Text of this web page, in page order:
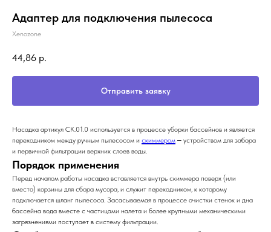
Адаптер для подключения пылесоса
Xenozone
44,86 р.
Отправить заявку
Насадка артикул СК.01.0 используется в процессе уборки бассейнов и является
переходником между ручным пылесосом и скиммером ‒ устройством для забора
и первичной фильтрации верхних слоев воды.
Порядок применения
Перед началом работы насадка вставляется внутрь скиммера поверх (или
вместо) корзины для сбора мусора, и служит переходником, к которому
подключается шланг пылесоса. Засасываемая в процессе очистки стенок и дна
бассейна вода вместе с частицами налета и более крупными механическими
загрязнениями поступает в систему фильтрации.